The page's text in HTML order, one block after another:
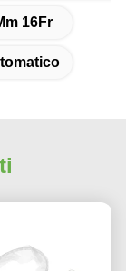
16Fr